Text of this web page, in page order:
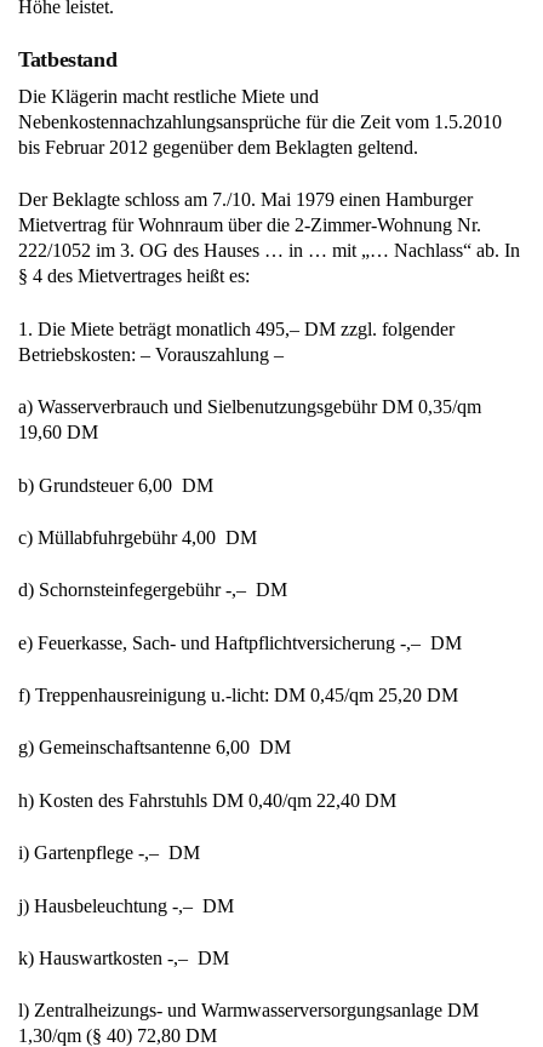
Höhe leistet.
Tatbestand
Die Klägerin macht restliche Miete und
Nebenkostennachzahlungsansprüche für die Zeit vom 1.5.2010
bis Februar 2012 gegenüber dem Beklagten geltend.
Der Beklagte schloss am 7./10. Mai 1979 einen Hamburger
Mietvertrag für Wohnraum über die 2-Zimmer-Wohnung Nr.
222/1052 im 3. OG des Hauses … in … mit „… Nachlass“ ab. In
§ 4 des Mietvertrages heißt es:
1. Die Miete beträgt monatlich 495,– DM zzgl. folgender
Betriebskosten: – Vorauszahlung –
a) Wasserverbrauch und Sielbenutzungsgebühr DM 0,35/qm
19,60 DM
b) Grundsteuer 6,00 DM
c) Müllabfuhrgebühr 4,00 DM
d) Schornsteinfegergebühr -,– DM
e) Feuerkasse, Sach- und Haftpflichtversicherung -,– DM
f) Treppenhausreinigung u.-licht: DM 0,45/qm 25,20 DM
g) Gemeinschaftsantenne 6,00 DM
h) Kosten des Fahrstuhls DM 0,40/qm 22,40 DM
i) Gartenpflege -,– DM
j) Hausbeleuchtung -,– DM
k) Hauswartkosten -,– DM
l) Zentralheizungs- und Warmwasserversorgungsanlage DM
1,30/qm (§ 40) 72,80 DM